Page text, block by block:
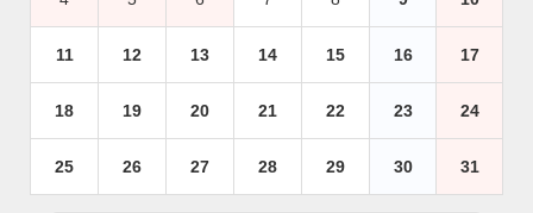
11 12 13 14 15 16 17
18 19 20 21 22 23 24
25 26 27 28 29 30 31